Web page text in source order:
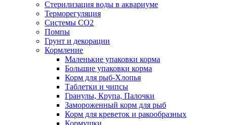
Стерилизация воды в аквариуме
Терморегуляция
Системы СО2
Помпы
Грунт и декорации
Кормление
Маленькие упаковки корма
Большие упаковки корма
Корм для рыб-Хлопья
Таблетки и чипсы
Гранулы, Крупа, Палочки
Замороженный корм для рыб
Корм для креветок и ракообразных
Кормушки